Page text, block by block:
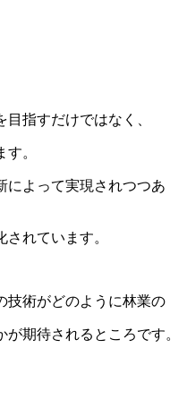
指すだけではなく、
。
によって実現されつつあ
れています。
技術がどのように林業の
期待されるところです。